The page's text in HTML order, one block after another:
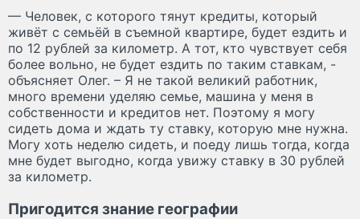
— Человек, с которого тянут кредиты, который
живёт с семьёй в съемной квартире, будет ездить и
по 12 рублей за километр. А тот, кто чувствует себя
более вольно, не будет ездить по таким ставкам, -
объясняет Олег. – Я не такой великий работник,
много времени уделяю семье, машина у меня в
собственности и кредитов нет. Поэтому я могу
сидеть дома и ждать ту ставку, которую мне нужна.
Могу хоть неделю сидеть, и поеду лишь тогда, когда
мне будет выгодно, когда увижу ставку в 30 рублей
за километр.
Пригодится знание географии